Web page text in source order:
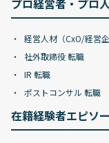
プロ経営者・プロ
経営人材（CxO/経営
社外取締役 転職
IR 転職
ポストコンサル 転職
在籍経験者エピソ